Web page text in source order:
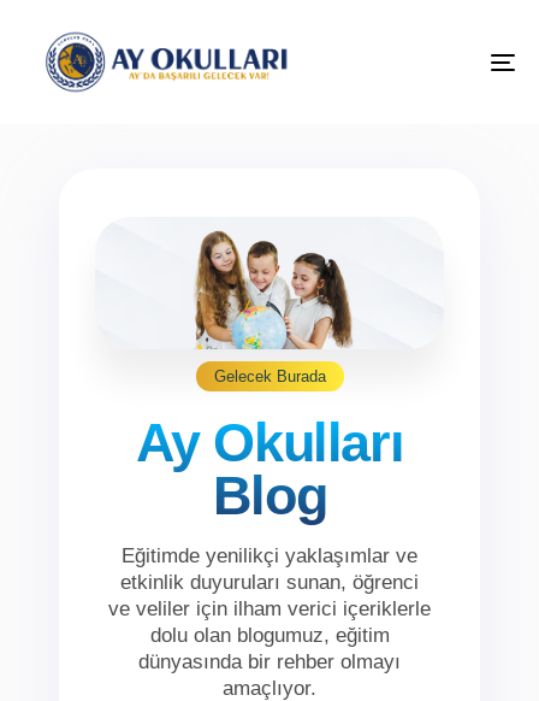
Gelecek Burada
Ay Okulları
Blog
Eğitimde yenilikçi yaklaşımlar ve
etkinlik duyuruları sunan, öğrenci
ve veliler için ilham verici içeriklerle
dolu olan blogumuz, eğitim
dünyasında bir rehber olmayı
amaçlıyor.